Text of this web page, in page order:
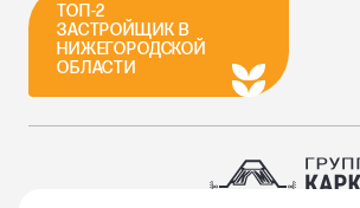
ТОП-2
ЗАСТРОЙЩИК В
НИЖЕГОРОДСКОЙ
ОБЛАСТИ